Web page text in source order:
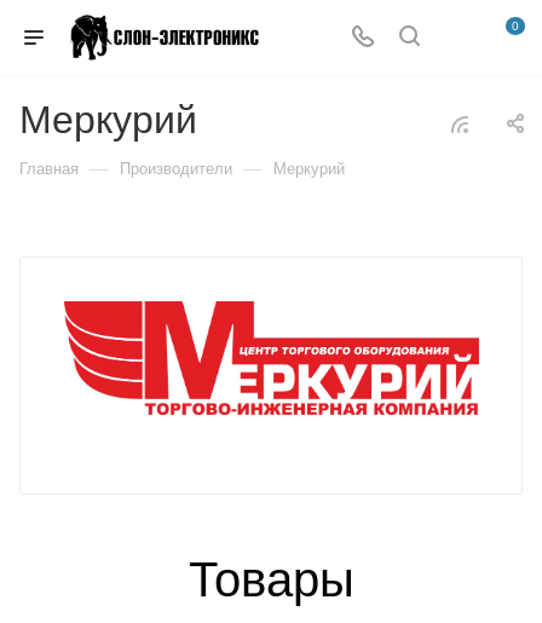
0
Меркурий
Главная — Производители — Меркурий
Товары